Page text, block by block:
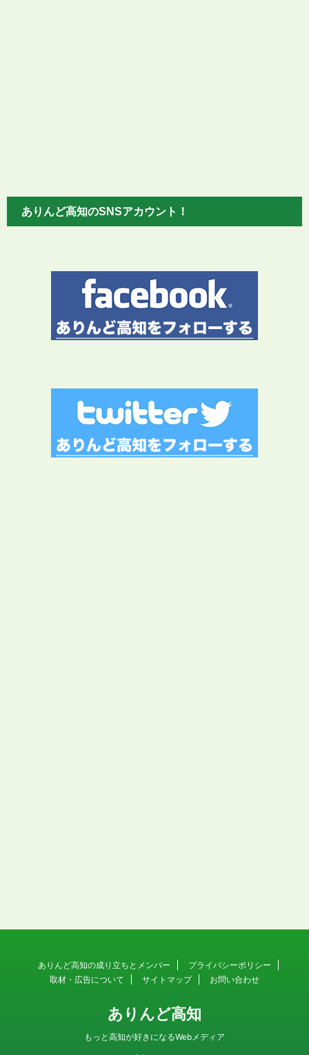
ありんど高知のSNSアカウント！
ありんど高知の成り立ちとメンバー
プライバシーポリシー
取材・広告について
サイトマップ お問い合わせ
ありんど高知
もっと高知が好きになるWebメディア